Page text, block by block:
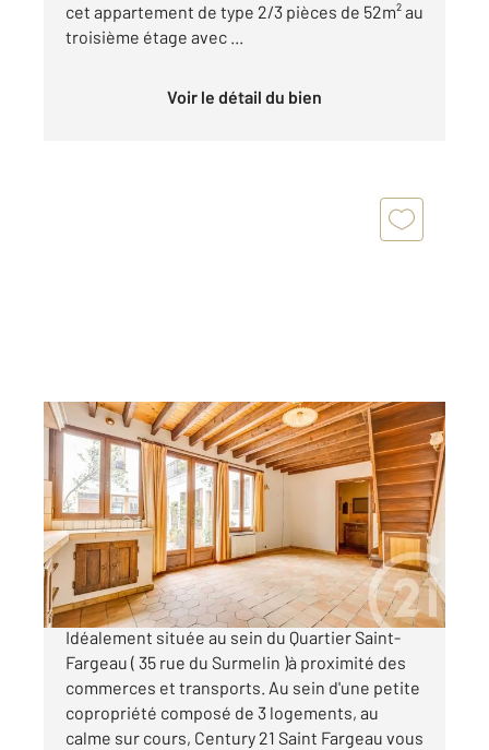
cet appartement de type 2/3 pièces de 52m² au
troisième étage avec ...
Voir le détail du bien
PARIS 75020
56,09 m2, 3 pièces
Ref : 11572
Maison à vendre
460 000 €
MAISON QUARTIER SAINT FARGEAU
Idéalement située au sein du Quartier Saint-
Fargeau ( 35 rue du Surmelin )à proximité des
commerces et transports. Au sein d'une petite
copropriété composé de 3 logements, au
calme sur cours, Century 21 Saint Fargeau vous